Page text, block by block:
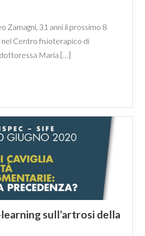
Zamagni, 31 anni il prossimo 8
Centro fisioterapico di
Maria […]
sull’artrosi della